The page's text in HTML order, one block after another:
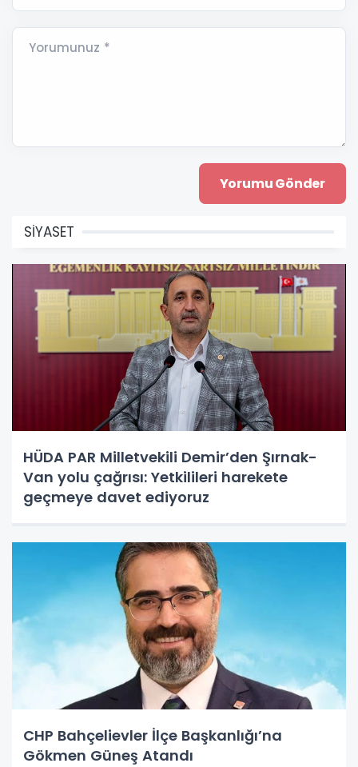
Yorumunuz *
SİYASET
HÜDA PAR Milletvekili Demir’den Şırnak-
Van yolu çağrısı: Yetkilileri harekete
geçmeye davet ediyoruz
CHP Bahçelievler İlçe Başkanlığı’na
Gökmen Güneş Atandı